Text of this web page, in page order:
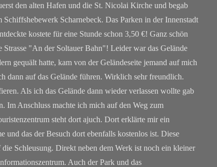
den alten Hafen und die St. Nicolai Kirche und begab
Scharnebeck. Das Parken in der Innenstadt
kostete für eine Stunde schon 3,50 €! Ganz schön
"An der Soltauer Bahn"! Leider war das Gelände
gequält hatte, kam von der Geländeseite jemand auf mich
dann auf das Gelände führen. Wirklich sehr freundlich.
Als ich das Gelände dann wieder verlassen wollte gab
Im Anschluss machte ich mich auf den Weg zum
steht dort ajuch. Dort erklärte mir ein
das der Besuch dort ebenfalls kostenlos ist. Diese
Schleusung. Direkt neben dem Werk ist noch ein kleiner
Auch der Park und das